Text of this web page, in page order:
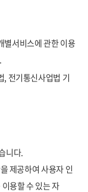
별서비스에 관한 이용
, 전기통신사업법 기
니다.
제공하여 사용자 인
용할 수 있는 자